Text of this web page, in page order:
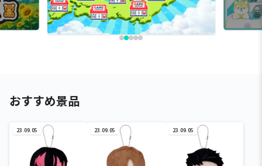
おすすめ景品
23.09.05 23.09.05 23.09.05